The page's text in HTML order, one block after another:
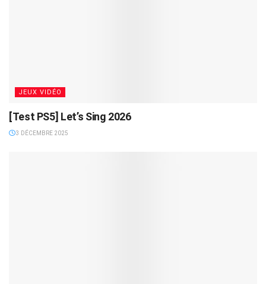
JEUX VIDÉO
[Test PS5] Let’s Sing 2026
3 DÉCEMBRE 2025